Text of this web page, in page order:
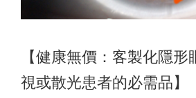
【健康無價：客製化隱形
視或散光患者的必需品】